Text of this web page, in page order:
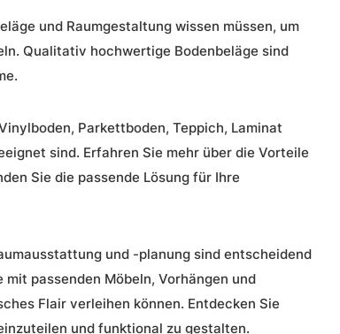
und Raumgestaltung wissen müssen, um
Qualitativ hochwertige Bodenbeläge sind
, Parkettboden, Teppich, Laminat
sind. Erfahren Sie mehr über die Vorteile
Sie die passende Lösung für Ihre
und -planung sind entscheidend
passenden Möbeln, Vorhängen und
Flair verleihen können. Entdecken Sie
und funktional zu gestalten.